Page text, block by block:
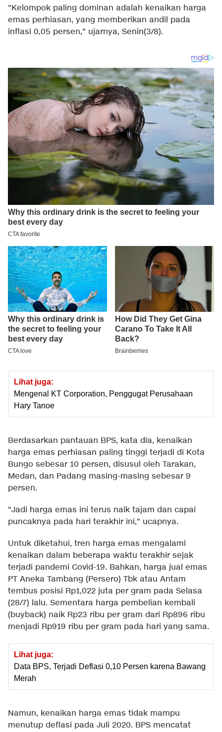
"Kelompok paling dominan adalah kenaikan harga
emas perhiasan, yang memberikan andil pada
inflasi 0,05 persen," ujarnya, Senin(3/8).
Lihat juga:
Mengenal KT Corporation, Penggugat Perusahaan
Hary Tanoe
Berdasarkan pantauan BPS, kata dia, kenaikan
harga emas perhiasan paling tinggi terjadi di Kota
Bungo sebesar 10 persen, disusul oleh Tarakan,
Medan, dan Padang masing-masing sebesar 9
persen.
"Jadi harga emas ini terus naik tajam dan capai
puncaknya pada hari terakhir ini," ucapnya.
Untuk diketahui, tren harga emas mengalami
kenaikan dalam beberapa waktu terakhir sejak
terjadi pandemi Covid-19. Bahkan, harga jual emas
PT Aneka Tambang (Persero) Tbk atau Antam
tembus posisi Rp1,022 juta per gram pada Selasa
(28/7) lalu. Sementara harga pembelian kembali
(buyback) naik Rp23 ribu per gram dari Rp896 ribu
menjadi Rp919 ribu per gram pada hari yang sama.
Lihat juga:
Data BPS, Terjadi Deflasi 0,10 Persen karena Bawang
Merah
Namun, kenaikan harga emas tidak mampu
menutup deflasi pada Juli 2020. BPS mencatat